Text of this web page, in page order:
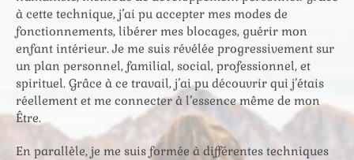
à cette technique, j’ai pu accepter mes modes de
fonctionnements, libérer mes blocages, guérir mon
enfant intérieur. Je me suis révélée progressivement sur
un plan personnel, familial, social, professionnel, et
spirituel. Grâce à ce travail, j’ai pu découvrir qui j’étais
réellement et me connecter à l’essence même de mon
Être.
En parallèle, je me suis formée à différentes techniques